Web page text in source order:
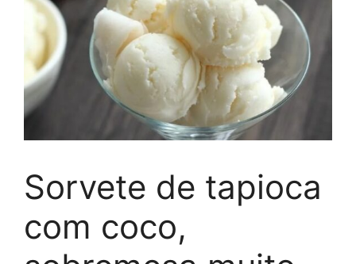
Sorvete de tapioca
com coco,